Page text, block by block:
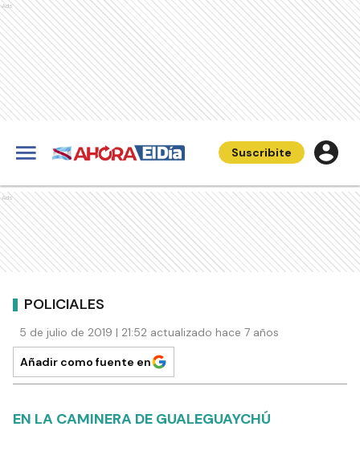
Ads
Suscribite
Ads
POLICIALES
5 de julio de 2019 | 21:52 actualizado hace 7 años
Añadir como fuente en
EN LA CAMINERA DE GUALEGUAYCHÚ